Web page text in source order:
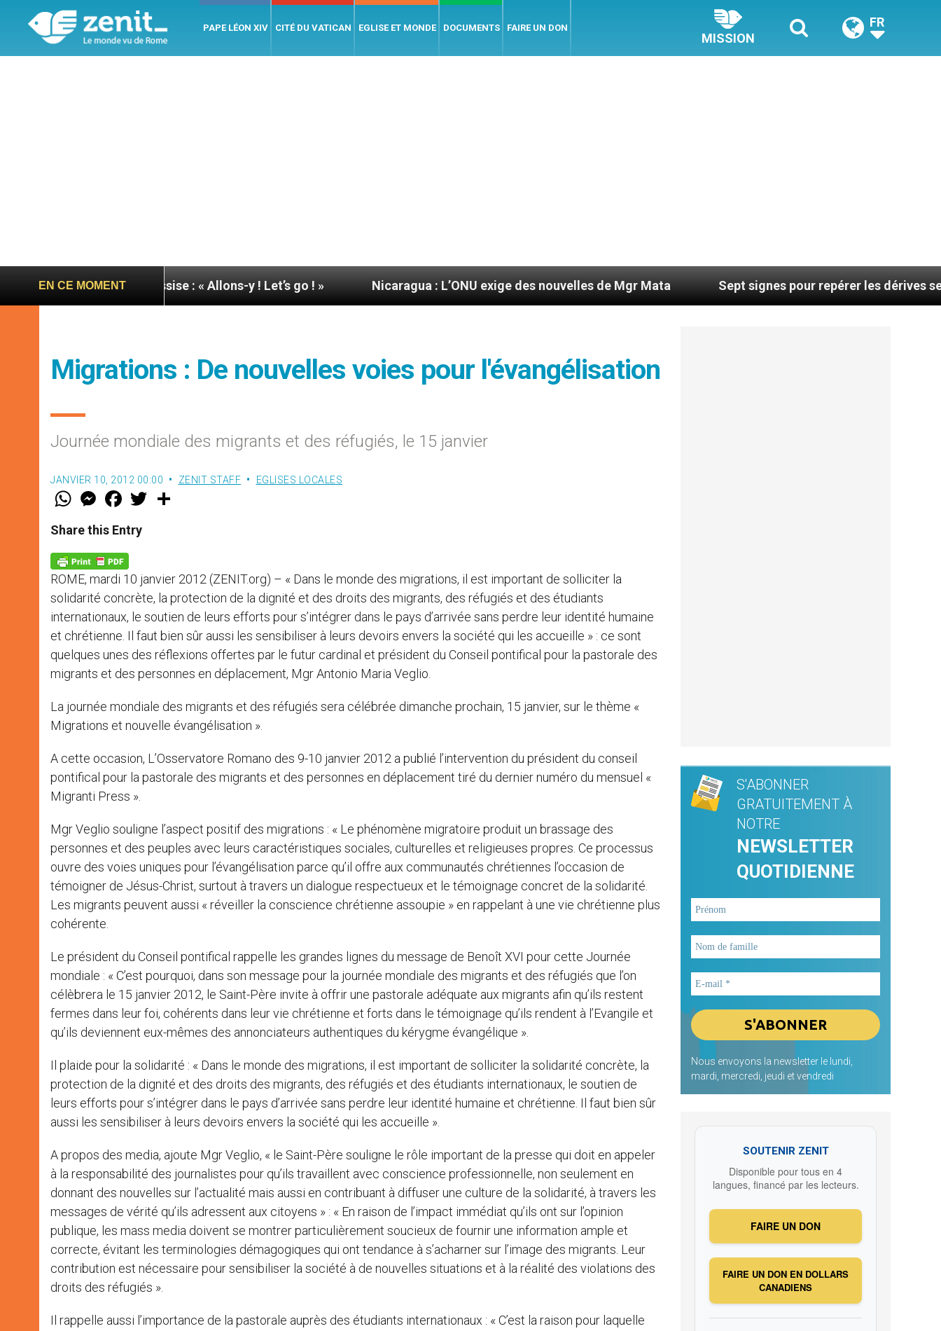
PAPE LÉON XIV CITÉ DU VATICAN EGLISE ET MONDE DOCUMENTS FAIRE UN DON
MISSION
FR
EN CE MOMENT
du pape à Assise : « Allons-y ! Let’s go ! » Nicaragua : L’ONU exige des nouvelles de Mgr Mata Sept signes pour repérer les dérives sectaires du
Migrations : De nouvelles voies pour l'évangélisation
Journée mondiale des migrants et des réfugiés, le 15 janvier
JANVIER 10, 2012 00:00 ZENIT STAFF EGLISES LOCALES
W
t
s
p
p
M
e
s
e
g
e
r
F
a
e
b
k
w
Share this Entry
ROME, mardi 10 janvier 2012 (ZENIT.org) – « Dans le monde des migrations, il est important de solliciter la
solidarité concrète, la protection de la dignité et des droits des migrants, des réfugiés et des étudiants
internationaux, le soutien de leurs efforts pour s’intégrer dans le pays d’arrivée sans perdre leur identité humaine
et chrétienne. Il faut bien sûr aussi les sensibiliser à leurs devoirs envers la société qui les accueille » : ce sont
quelques unes des réflexions offertes par le futur cardinal et président du Conseil pontifical pour la pastorale des
migrants et des personnes en déplacement, Mgr Antonio Maria Veglio.
La journée mondiale des migrants et des réfugiés sera célébrée dimanche prochain, 15 janvier, sur le thème «
Migrations et nouvelle évangélisation ».
A cette occasion, L’Osservatore Romano des 9-10 janvier 2012 a publié l’intervention du président du conseil
pontifical pour la pastorale des migrants et des personnes en déplacement tiré du dernier numéro du mensuel «
Migranti Press ».
Mgr Veglio souligne l’aspect positif des migrations : « Le phénomène migratoire produit un brassage des
personnes et des peuples avec leurs caractéristiques sociales, culturelles et religieuses propres. Ce processus
ouvre des voies uniques pour l’évangélisation parce qu’il offre aux communautés chrétiennes l’occasion de
témoigner de Jésus-Christ, surtout à travers un dialogue respectueux et le témoignage concret de la solidarité.
Les migrants peuvent aussi « réveiller la conscience chrétienne assoupie » en rappelant à une vie chrétienne plus
cohérente.
Le président du Conseil pontifical rappelle les grandes lignes du message de Benoît XVI pour cette Journée
mondiale : « C’est pourquoi, dans son message pour la journée mondiale des migrants et des réfugiés que l’on
célèbrera le 15 janvier 2012, le Saint-Père invite à offrir une pastorale adéquate aux migrants afin qu’ils restent
fermes dans leur foi, cohérents dans leur vie chrétienne et forts dans le témoignage qu’ils rendent à l’Evangile et
qu’ils deviennent eux-mêmes des annonciateurs authentiques du kérygme évangélique ».
Il plaide pour la solidarité : « Dans le monde des migrations, il est important de solliciter la solidarité concrète, la
protection de la dignité et des droits des migrants, des réfugiés et des étudiants internationaux, le soutien de
leurs efforts pour s’intégrer dans le pays d’arrivée sans perdre leur identité humaine et chrétienne. Il faut bien sûr
aussi les sensibiliser à leurs devoirs envers la société qui les accueille ».
A propos des media, ajoute Mgr Veglio, « le Saint-Père souligne le rôle important de la presse qui doit en appeler
à la responsabilité des journalistes pour qu’ils travaillent avec conscience professionnelle, non seulement en
donnant des nouvelles sur l’actualité mais aussi en contribuant à diffuser une culture de la solidarité, à travers les
messages de vérité qu’ils adressent aux citoyens » : « En raison de l’impact immédiat qu’ils ont sur l’opinion
publique, les mass media doivent se montrer particulièrement soucieux de fournir une information ample et
correcte, évitant les terminologies démagogiques qui ont tendance à s’acharner sur l’image des migrants. Leur
contribution est nécessaire pour sensibiliser la société à de nouvelles situations et à la réalité des violations des
droits des réfugiés ».
Il rappelle aussi l’importance de la pastorale auprès des étudiants internationaux : « C’est la raison pour laquelle
S'ABONNER
GRATUITEMENT À
NOTRE
NEWSLETTER
QUOTIDIENNE
Nous envoyons la newsletter le lundi,
mardi, mercredi, jeudi et vendredi
SOUTENIR ZENIT
Disponible pour tous en 4
langues, financé par les lecteurs.
FAIRE UN DON
FAIRE UN DON EN DOLLARS
CANADIENS